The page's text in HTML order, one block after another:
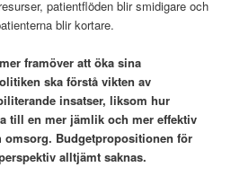
patientflöden blir smidigare och
blir kortare.
framöver att öka sina
ska förstå vikten av
insatser, liksom hur
till en mer jämlik och mer effektiv
omsorg. Budgetpropositionen för
alltjämt saknas.